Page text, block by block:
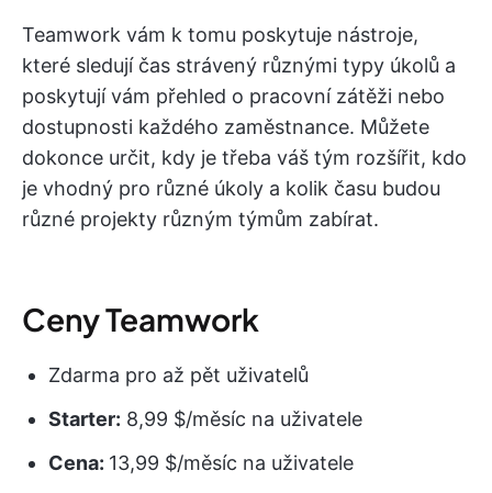
Teamwork vám k tomu poskytuje nástroje,
které sledují čas strávený různými typy úkolů a
poskytují vám přehled o pracovní zátěži nebo
dostupnosti každého zaměstnance. Můžete
dokonce určit, kdy je třeba váš tým rozšířit, kdo
je vhodný pro různé úkoly a kolik času budou
různé projekty různým týmům zabírat.
Ceny Teamwork
Zdarma pro až pět uživatelů
Starter: 8,99 $/měsíc na uživatele
Cena: 13,99 $/měsíc na uživatele